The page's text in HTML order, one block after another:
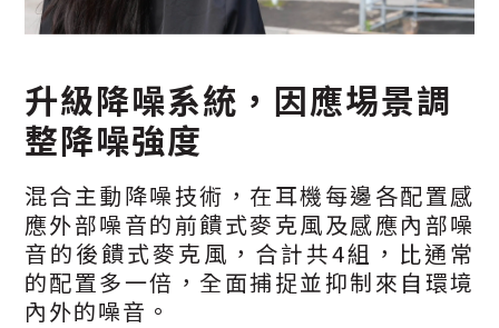
升級降噪系統，因應埸景調
整降噪強度
混合主動降噪技術，在耳機每邊各配置感
應外部噪音的前饋式麥克風及感應內部噪
音的後饋式麥克風，合計共4組，比通常
的配置多一倍，全面捕捉並抑制來自環境
內外的噪音。